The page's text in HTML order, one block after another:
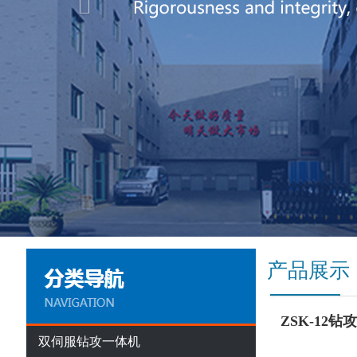
双伺服钻攻一体机
产品展示
ZSK-12钻